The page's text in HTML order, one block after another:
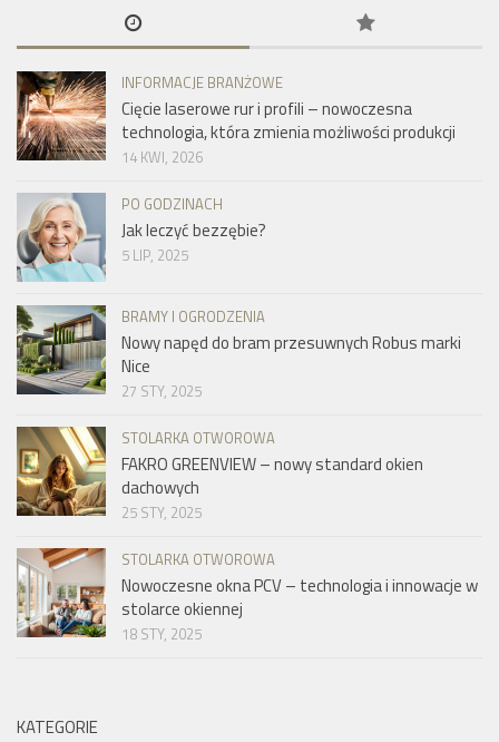
INFORMACJE BRANŻOWE
Cięcie laserowe rur i profili – nowoczesna
technologia, która zmienia możliwości produkcji
14 KWI, 2026
PO GODZINACH
Jak leczyć bezzębie?
5 LIP, 2025
BRAMY I OGRODZENIA
Nowy napęd do bram przesuwnych Robus marki
Nice
27 STY, 2025
STOLARKA OTWOROWA
FAKRO GREENVIEW – nowy standard okien
dachowych
25 STY, 2025
STOLARKA OTWOROWA
Nowoczesne okna PCV – technologia i innowacje w
stolarce okiennej
18 STY, 2025
KATEGORIE